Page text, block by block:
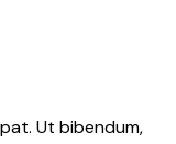
Ut bibendum,